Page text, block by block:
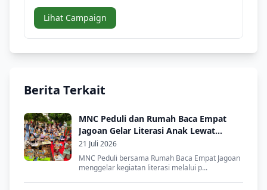
Lihat Campaign
Berita Terkait
MNC Peduli dan Rumah Baca Empat
Jagoan Gelar Literasi Anak Lewat
Dongeng dan Lomba Mewarnai
21 Juli 2026
MNC Peduli bersama Rumah Baca Empat Jagoan
menggelar kegiatan literasi melalui p...